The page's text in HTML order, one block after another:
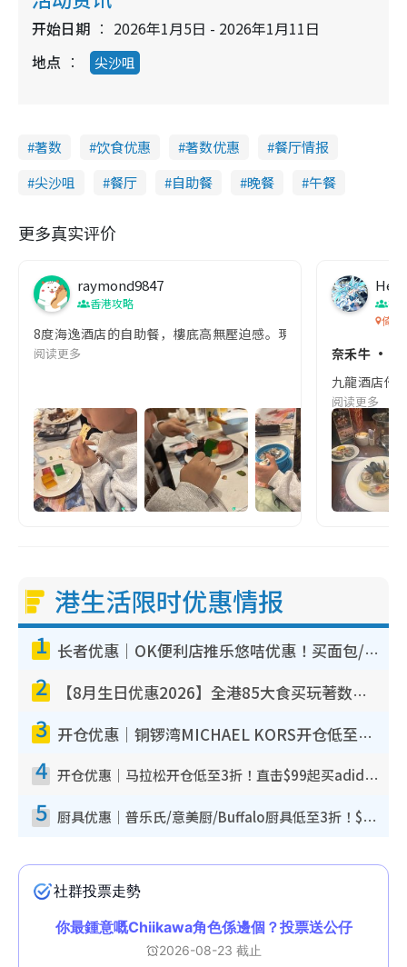
开始日期
2026年1月5日 - 2026年1月11日
地点
尖沙咀
著数 饮食优惠 著数优惠
餐厅情报
尖沙咀
餐厅 自助餐 晚餐 午餐
更多真实评价
raymond9847
香港攻略
8度海逸酒店的自助餐，樓底高無壓迫感。現時主打「蟹皇．
阅读更多
擦
倚窗
奈禾牛 · 海
九龍酒店倚
阅读更多
港生活限时优惠情报
1 长者优惠｜OK便利店推乐悠咭优惠！买面包/牛奶/保健品拍卡即减
2 【8月生日优惠2026】全港85大食买玩著数攻略 自助餐/火锅放题同行免费＋诚品/DONKI送现金券
3 开仓优惠｜铜锣湾MICHAEL KORS开仓低至17折！直击$500起买手袋/钱包/鞋款 必买经典Jet Set系列
4 开仓优惠｜马拉松开仓低至3折！直击$99起买adidas／New Balance／Puma鞋款 STANLEY保温杯劈价至$119起
5 厨具优惠｜普乐氏/意美厨/Buffalo厨具低至3折！$89起买煎锅/炒锅/个人锅 同场小家电激减至$99起